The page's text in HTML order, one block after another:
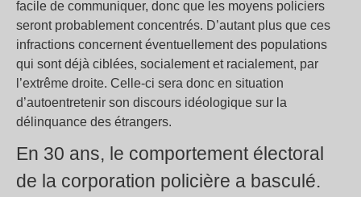
facile de communiquer, donc que les moyens policiers
seront probablement concentrés. D’autant plus que ces
infractions concernent éventuellement des populations
qui sont déjà ciblées, socialement et racialement, par
l’extrême droite. Celle-ci sera donc en situation
d’autoentretenir son discours idéologique sur la
délinquance des étrangers.
En 30 ans, le comportement électoral
de la corporation policière a basculé.